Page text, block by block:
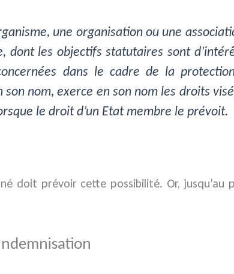
une organisation ou une
dont les objectifs statutaires sont
dans le cadre de la
nom, exerce en son nom les droits
le droit d’un Etat membre le prévoit.
doit prévoir cette possibilité. Or,